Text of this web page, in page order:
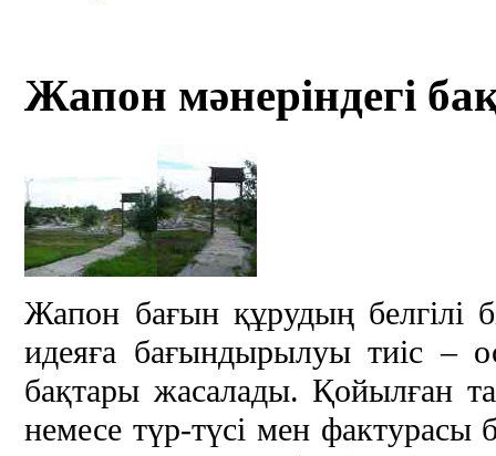
Жапон мәнеріндегі
Жапон бағын құрудың белгілі
идеяға бағындырылуы тиіс –
бақтары жасалады. Қойылған
немесе түр-түсі мен фактурасы